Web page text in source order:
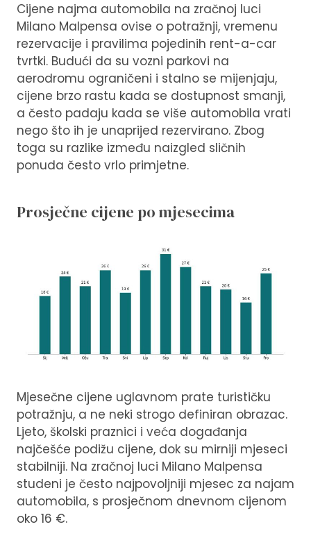
Cijene najma automobila na zračnoj luci
Milano Malpensa ovise o potražnji, vremenu
rezervacije i pravilima pojedinih rent-a-car
tvrtki. Budući da su vozni parkovi na
aerodromu ograničeni i stalno se mijenjaju,
cijene brzo rastu kada se dostupnost smanji,
a često padaju kada se više automobila vrati
nego što ih je unaprijed rezervirano. Zbog
toga su razlike između naizgled sličnih
ponuda često vrlo primjetne.
Prosječne cijene po mjesecima
Mjesečne cijene uglavnom prate turističku
potražnju, a ne neki strogo definiran obrazac.
Ljeto, školski praznici i veća događanja
najčešće podižu cijene, dok su mirniji mjeseci
stabilniji. Na zračnoj luci Milano Malpensa
studeni je često najpovoljniji mjesec za najam
automobila, s prosječnom dnevnom cijenom
oko 16 €.